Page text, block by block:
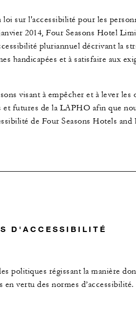
sur l'accessibilité pour les
2014, Four Seasons Hotel
pluriannuel décrivant la
handicapées et à satisfaire aux
visant à empêcher et à lever les
et futures de la LAPHO afin que
de Four Seasons Hotels and
D'ACCESSIBILITÉ
politiques régissant la manière
en vertu des normes d’accessibilité.